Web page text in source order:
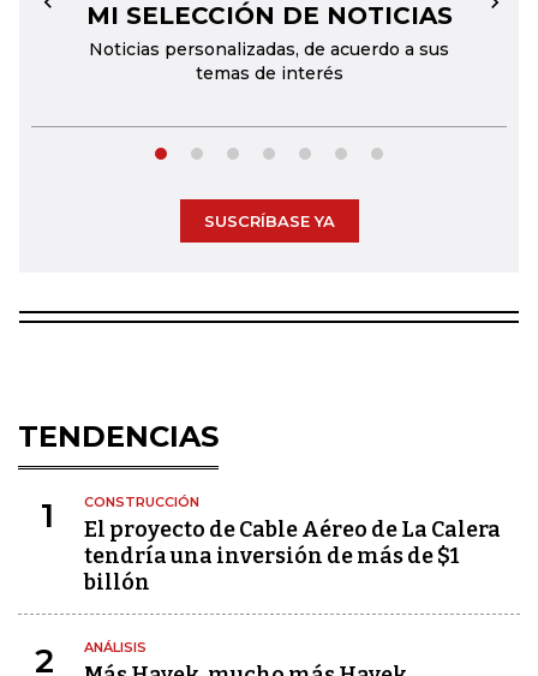
MI SELECCIÓN DE NOTICIAS
Noticias personalizadas, de acuerdo a sus
temas de interés
← →
SUSCRÍBASE YA
TENDENCIAS
1 CONSTRUCCIÓN
El proyecto de Cable Aéreo de La Calera
tendría una inversión de más de $1
billón
2 ANÁLISIS